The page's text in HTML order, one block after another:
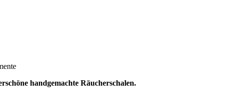
handgemachte Räucherschalen.